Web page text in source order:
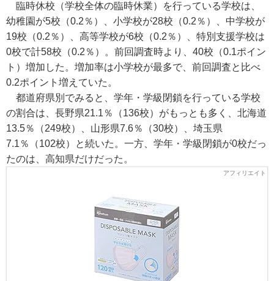
臨時休校（学校全体の臨時休業）を行っている学校は、
幼稚園が5校（0.2％）、小学校が28校（0.2％）、中学校が
19校（0.2％）、高等学校が6校（0.2％）、特別支援学校は
0校で計58校（0.2％）。前回調査時より、40校（0.1ポイン
ト）増加した。増加率は小学校が最多で、前回調査と比べ
0.2ポイント増えていた。
都道府県別でみると、学年・学級閉鎖を行っている学校
の割合は、長野県21.1％（136校）がもっとも多く、北海道
13.5％（249校）、山形県7.6％（30校）、埼玉県
7.1％（102校）と続いた。一方、学年・学級閉鎖が0校だっ
たのは、高知県だけだった。